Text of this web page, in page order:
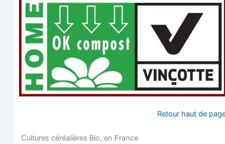
Retour haut de
Cultures céréa­lières Bio, en France